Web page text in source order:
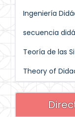
Ingeniería
secuencia
Teoría de las
Theory of